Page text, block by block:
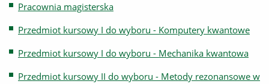
Pracownia magisterska
Przedmiot kursowy I do wyboru - Komputery kwantowe
Przedmiot kursowy I do wyboru - Mechanika kwantowa
Przedmiot kursowy II do wyboru - Metody rezonansowe w